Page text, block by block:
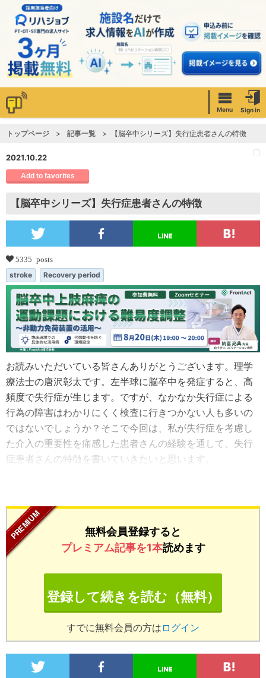
Menu Sign in
トップページ 記事一覧 【脳卒中シリーズ】失行症患者さんの特徴
2021.10.22
Add to favorites
【脳卒中シリーズ】失行症患者さんの特徴
5335 posts
stroke Recovery period
お読みいただいている皆さんありがとうございます。理学
療法士の唐沢彰太です。左半球に脳卒中を発症すると、高
頻度で失行症が生じます。ですが、なかなか失行症による
行為の障害はわかりにくく検査に行きつかない人も多いの
ではないでしょうか？そこで今回は、私が失行症を考慮し
た介入の重要性を痛感した患者さんの経験を通して、失行
症患者さんの特徴を書いていきたいと思います。
無料会員登録すると
プレミアム記事を1本読めます
登録して続きを読む（無料）
すでに無料会員の方は ログイン